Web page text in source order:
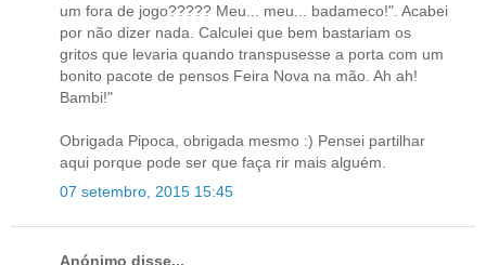
um fora de jogo????? Meu... meu... badameco!". Acabei
por não dizer nada. Calculei que bem bastariam os
gritos que levaria quando transpusesse a porta com um
bonito pacote de pensos Feira Nova na mão. Ah ah!
Bambi!"
Obrigada Pipoca, obrigada mesmo :) Pensei partilhar
aqui porque pode ser que faça rir mais alguém.
07 setembro, 2015 15:45
Anónimo disse...